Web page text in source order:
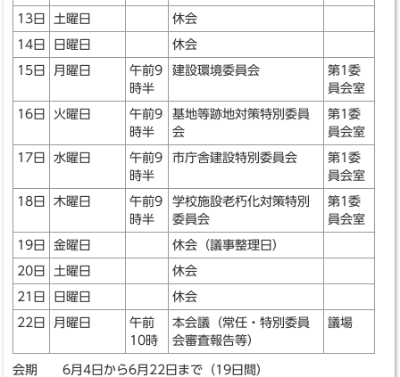
13日
土曜日
休会
14日
日曜日
休会
15日
月曜日
午前9
時半
建設環境委員会
第1委
員会室
16日
火曜日
午前9
時半
基地等跡地対策特別委員
会
第1委
員会室
17日
水曜日
午前9
時半
市庁舎建設特別委員会
第1委
員会室
18日
木曜日
午前9
時半
学校施設老朽化対策特別
委員会
第1委
員会室
19日
金曜日
休会（議事整理日）
20日
土曜日
休会
21日
日曜日
休会
22日
月曜日
午前
10時
本会議（常任・特別委員
会審査報告等）
議場
会期 6月4日から6月22日まで（19日間）